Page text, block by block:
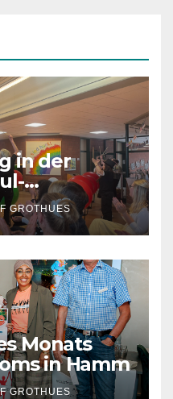
in der
GROTHUES
Monats
in Hamm
GROTHUES